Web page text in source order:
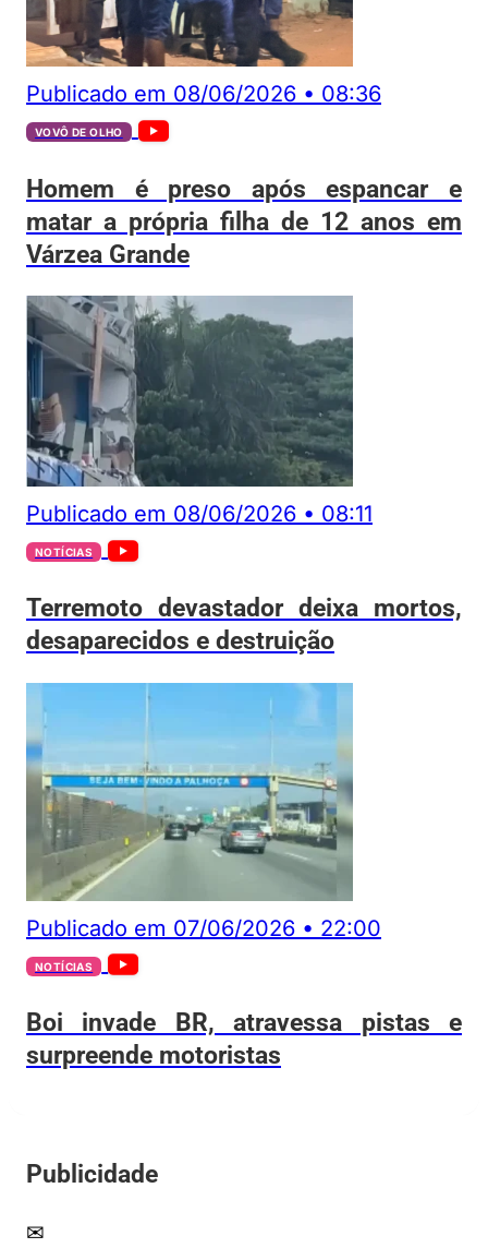
Publicado em 08/06/2026 • 08:36
VOVÔ DE OLHO
Homem é preso após espancar e
matar a própria filha de 12 anos em
Várzea Grande
Publicado em 08/06/2026 • 08:11
NOTÍCIAS
Terremoto devastador deixa mortos,
desaparecidos e destruição
Publicado em 07/06/2026 • 22:00
NOTÍCIAS
Boi invade BR, atravessa pistas e
surpreende motoristas
Publicidade
✉